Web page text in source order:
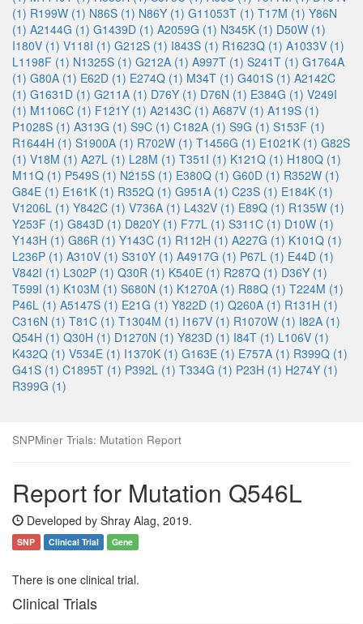
(1) R199W (1) N86S (1) N86Y (1) G11053T (1) T17M (1) Y86N
(1) A2144G (1) G1439D (1) A2059G (1) N345K (1) D50W (1)
I180V (1) V118I (1) G212S (1) I843S (1) R1623Q (1) A1033V (1)
L1198F (1) N1325S (1) G212A (1) A997T (1) S241T (1) G1764A
(1) G80A (1) E62D (1) E274Q (1) M34T (1) G401S (1) A2142C
(1) G1631D (1) G211A (1) D76Y (1) D76N (1) E384G (1) V249I
(1) M1106C (1) F121Y (1) A2143C (1) A687V (1) A119S (1)
P1028S (1) A313G (1) S9C (1) C182A (1) S9G (1) S153F (1)
R1644H (1) S1900A (1) R702W (1) T1456G (1) E1021K (1) G82S
(1) V18M (1) A27L (1) L28M (1) T351I (1) K121Q (1) H180Q (1)
M11Q (1) P549S (1) N215S (1) E380Q (1) G60D (1) R352W (1)
G84E (1) E161K (1) R352Q (1) G951A (1) C23S (1) E184K (1)
V1206L (1) Y842C (1) V736A (1) L432V (1) E89Q (1) R135W (1)
Y253F (1) G843D (1) D820Y (1) F77L (1) S311C (1) D10W (1)
Y143H (1) G86R (1) Y143C (1) R112H (1) A227G (1) K101Q (1)
L236P (1) A310V (1) S310Y (1) A4917G (1) P67L (1) E44D (1)
V842I (1) L302P (1) Q30R (1) K540E (1) R287Q (1) D36Y (1)
T599I (1) K103M (1) S680N (1) K1270A (1) R88Q (1) T224M (1)
P46L (1) A5147S (1) E21G (1) Y822D (1) Q260A (1) R131H (1)
C316N (1) T81C (1) T1304M (1) I167V (1) R1070W (1) I82A (1)
Q54H (1) Q30H (1) D1270N (1) Y823D (1) I84T (1) L106V (1)
K432Q (1) V534E (1) I1370K (1) G163E (1) E757A (1) R399Q (1)
G41S (1) C1895T (1) P392L (1) T334G (1) P23H (1) H274Y (1)
R399G (1)
SNPMiner Trials: Mutation Report
Report for Mutation Q546L
Developed by Shray Alag, 2019.
SNP Clinical Trial Gene
There is one clinical trial.
Clinical Trials